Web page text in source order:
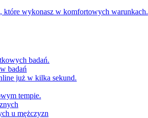
które wykonasz w komfortowych warunkach.
badań.
badań
już w kilka sekund.
tempie.
u mężczyzn